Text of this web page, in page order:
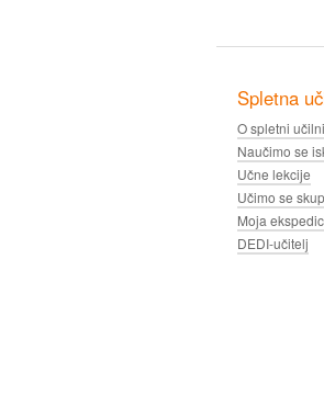
Spletna
O spletni
Naučimo se
Učne lekcije
Učimo se
Moja
DEDI-učitelj